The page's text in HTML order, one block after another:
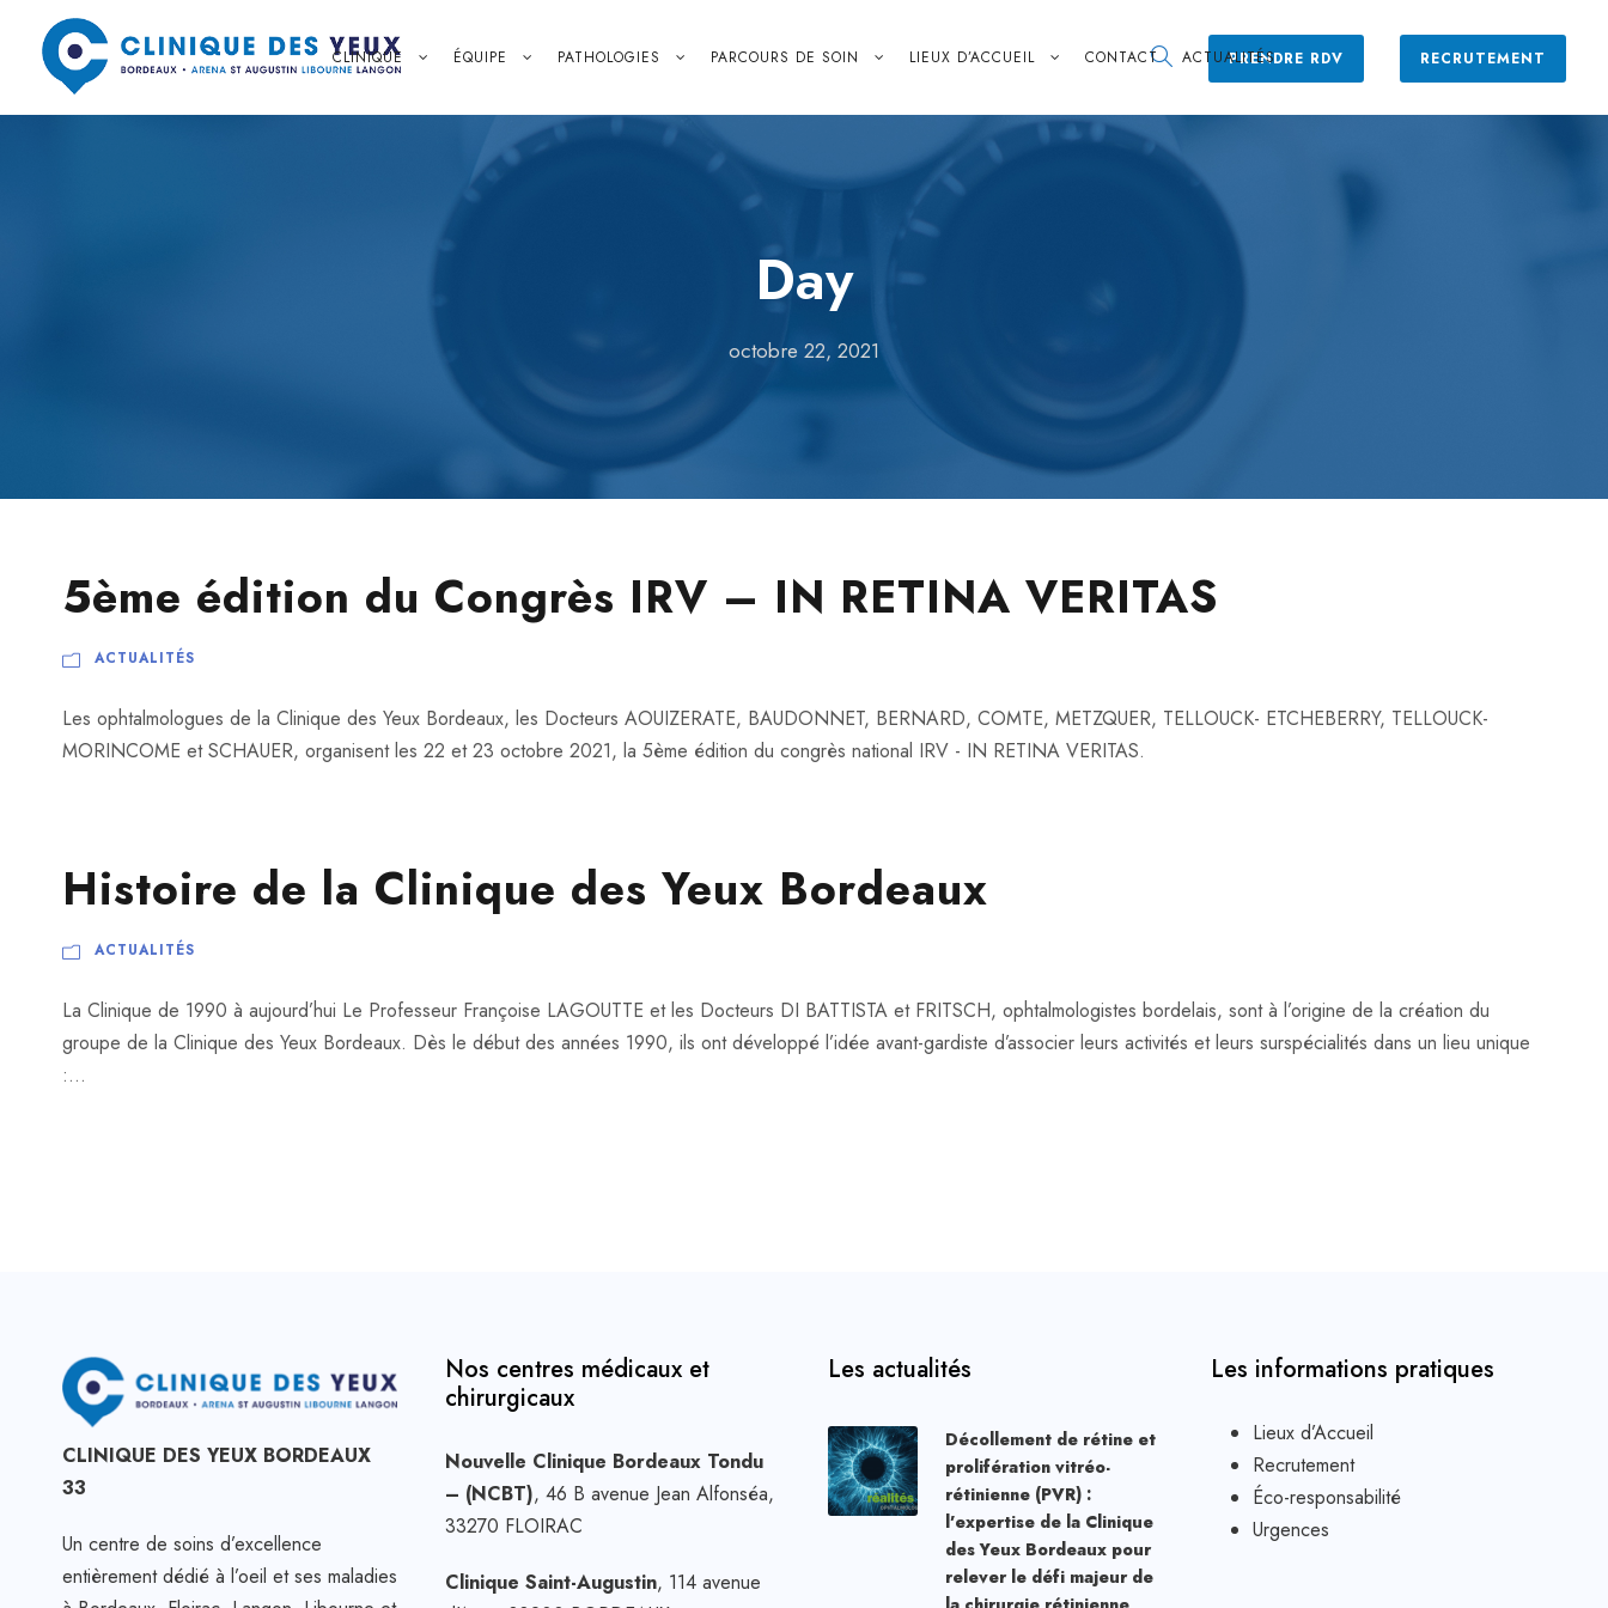
CLINIQUE ÉQUIPE PATHOLOGIES PARCOURS DE SOIN LIEUX D’ACCUEIL CONTACT ACTUALITÉSPRENDRE RDV RECRUTEMENT
Day
octobre 22, 2021
5ème édition du Congrès IRV – IN RETINA VERITAS
ACTUALITÉS
Les ophtalmologues de la Clinique des Yeux Bordeaux, les Docteurs AOUIZERATE, BAUDONNET, BERNARD, COMTE, METZQUER, TELLOUCK- ETCHEBERRY, TELLOUCK-
MORINCOME et SCHAUER, organisent les 22 et 23 octobre 2021, la 5ème édition du congrès national IRV - IN RETINA VERITAS.
Histoire de la Clinique des Yeux Bordeaux
ACTUALITÉS
La Clinique de 1990 à aujourd’hui Le Professeur Françoise LAGOUTTE et les Docteurs DI BATTISTA et FRITSCH, ophtalmologistes bordelais, sont à l’origine de la création du
groupe de la Clinique des Yeux Bordeaux. Dès le début des années 1990, ils ont développé l’idée avant-gardiste d’associer leurs activités et leurs surspécialités dans un lieu unique
:...
CLINIQUE DES YEUX BORDEAUX
33
Un centre de soins d’excellence
entièrement dédié à l’oeil et ses maladies
Nos centres médicaux et
chirurgicaux
Nouvelle Clinique Bordeaux Tondu
– (NCBT), 46 B avenue Jean Alfonséa,
33270 FLOIRAC
Clinique Saint-Augustin, 114 avenue
Les actualités
Décollement de rétine et
prolifération vitréo-
rétinienne (PVR) :
l’expertise de la Clinique
des Yeux Bordeaux pour
relever le défi majeur de
Les informations pratiques
Lieux d’Accueil
Recrutement
Éco-responsabilité
Urgences